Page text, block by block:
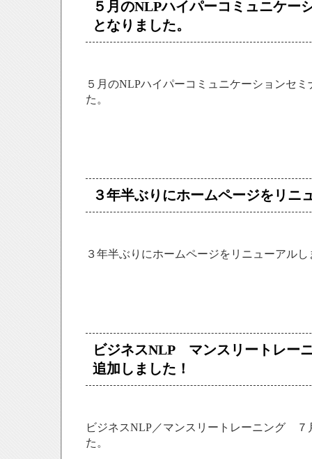
５月のNLPハイパーコミュニケー
となりました。
５月のNLPハイパーコミュニケーションセ
た。
３年半ぶりにホームページをリニ
３年半ぶりにホームページをリニューアルし
ビジネスNLP マンスリートレー
追加しました！
ビジネスNLP／マンスリートレーニング ７
た。